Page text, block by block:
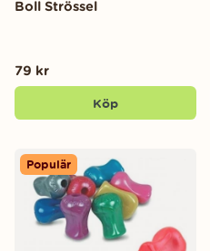
Boll Strössel
79 kr
Köp
Populär